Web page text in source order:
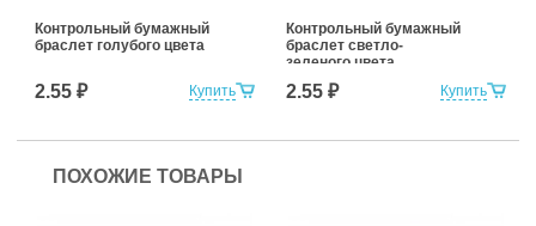
Купить
Контрольный бумажный
браслет голубого цвета
2.55 ₽ Купить
Контрольный бумажный
браслет светло-
зеленого цвета
2.55 ₽
ПОХОЖИЕ ТОВАРЫ